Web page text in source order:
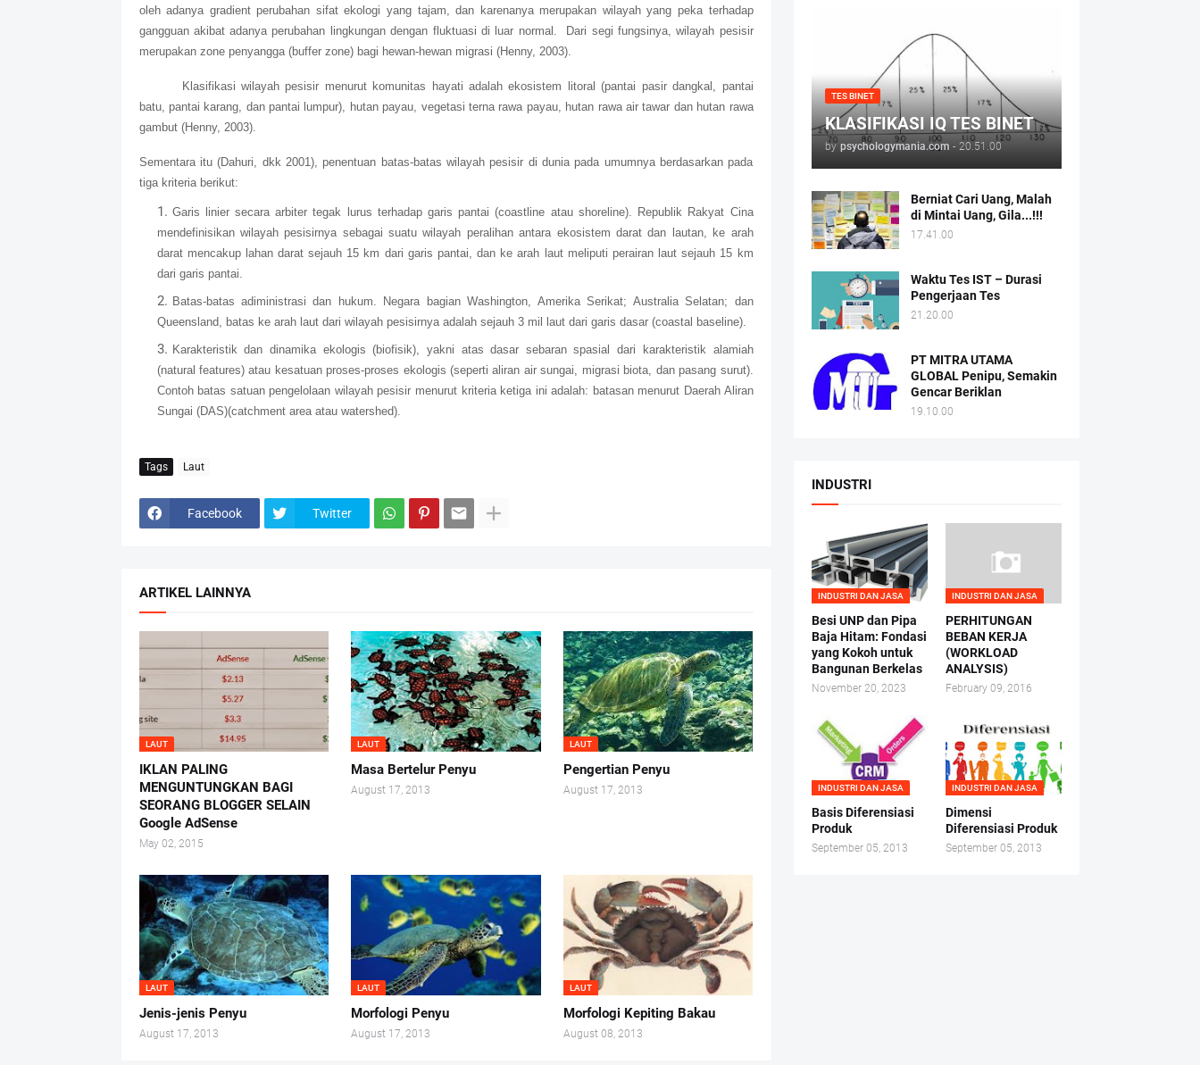
oleh adanya gradient perubahan sifat ekologi yang tajam, dan karenanya merupakan wilayah yang peka terhadap
gangguan akibat adanya perubahan lingkungan dengan fluktuasi di luar normal.
Dari segi fungsinya, wilayah pesisir
merupakan zone penyangga (buffer zone) bagi hewan-hewan migrasi (Henny, 2003).
Klasifikasi wilayah pesisir menurut komunitas hayati adalah ekosistem litoral (pantai pasir dangkal, pantai
batu, pantai karang, dan pantai lumpur), hutan payau, vegetasi terna rawa payau, hutan rawa air tawar dan hutan rawa
gambut (Henny, 2003).
Sementara itu (Dahuri, dkk 2001), penentuan batas-batas wilayah pesisir di dunia pada umumnya berdasarkan pada
tiga kriteria berikut:
Garis linier secara arbiter tegak lurus terhadap garis pantai (coastline atau shoreline). Republik Rakyat Cina
mendefinisikan wilayah pesisirnya sebagai suatu wilayah peralihan antara ekosistem darat dan lautan, ke arah
darat mencakup lahan darat sejauh 15 km dari garis pantai, dan ke arah laut meliputi perairan laut sejauh 15 km
dari garis pantai.
Batas-batas adiministrasi dan hukum. Negara bagian Washington, Amerika Serikat; Australia Selatan; dan
Queensland, batas ke arah laut dari wilayah pesisirnya adalah sejauh 3 mil laut dari garis dasar (coastal baseline).
Karakteristik dan dinamika ekologis (biofisik), yakni atas dasar sebaran spasial dari karakteristik alamiah
(natural features) atau kesatuan proses-proses ekologis (seperti aliran air sungai, migrasi biota, dan pasang surut).
Contoh batas satuan pengelolaan wilayah pesisir menurut kriteria ketiga ini adalah: batasan menurut Daerah Aliran
Sungai (DAS)(catchment area atau watershed).
Tags Laut
Facebook Twitter
ARTIKEL LAINNYA
LAUT
IKLAN PALING
MENGUNTUNGKAN BAGI
SEORANG BLOGGER SELAIN
Google AdSense
May 02, 2015
LAUT
Masa Bertelur Penyu
August 17, 2013
LAUT
Pengertian Penyu
August 17, 2013
LAUT
Jenis-jenis Penyu
August 17, 2013
LAUT
Morfologi Penyu
August 17, 2013
LAUT
Morfologi Kepiting Bakau
August 08, 2013
TES BINET
KLASIFIKASI IQ TES BINET
by psychologymania.com - 20.51.00
Berniat Cari Uang, Malah
di Mintai Uang, Gila...!!!
17.41.00
Waktu Tes IST – Durasi
Pengerjaan Tes
21.20.00
PT MITRA UTAMA
GLOBAL Penipu, Semakin
Gencar Beriklan
19.10.00
INDUSTRI
INDUSTRI DAN JASA
Besi UNP dan Pipa
Baja Hitam: Fondasi
yang Kokoh untuk
Bangunan Berkelas
November 20, 2023
INDUSTRI DAN JASA
PERHITUNGAN
BEBAN KERJA
(WORKLOAD
ANALYSIS)
February 09, 2016
INDUSTRI DAN JASA
Basis Diferensiasi
Produk
September 05, 2013
INDUSTRI DAN JASA
Dimensi
Diferensiasi Produk
September 05, 2013